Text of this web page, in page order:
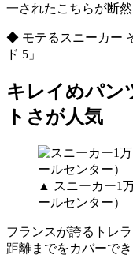
一されたこちらが断然
◆ モテるスニーカー
ド 5」
キレイめパン
トさが人気
▲ スニーカー1
ールセンター）
フランスが誇るトレ
距離までをカバーで